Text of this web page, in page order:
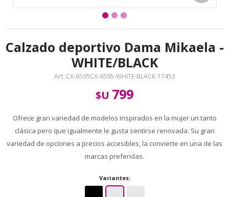
Calzado deportivo Dama Mikaela -
WHITE/BLACK
CX-6595CX-6595-WHITE-BLACK-17453
$U 799
Ofrece gran variedad de modelos inspirados en la mujer un tanto
clásica pero que igualmente le gusta sentirse renovada. Su gran
variedad de opciones a precios accesibles, la convierte en una de las
marcas preferidas.
Variantes: